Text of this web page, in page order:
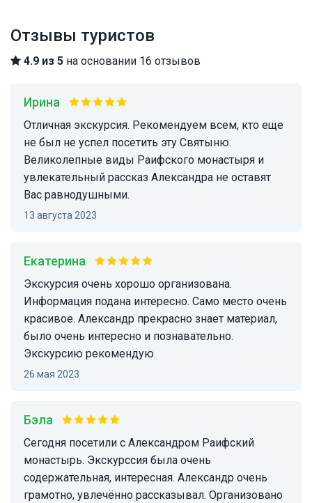
Отзывы туристов
4.9 из 5 на основании 16 отзывов
Ирина
Отличная экскурсия. Рекомендуем всем, кто еще
не был не успел посетить эту Святыню.
Великолепные виды Раифского монастыря и
увлекательный рассказ Александра не оставят
Вас равнодушными.
13 августа 2023
Екатерина
Экскурсия очень хорошо организована.
Информация подана интересно. Само место очень
красивое. Александр прекрасно знает материал,
было очень интересно и познавательно.
Экскурсию рекомендую.
26 мая 2023
Бэла
Сегодня посетили с Александром Раифский
монастырь. Экскурссия была очень
содержательная, интересная. Александр очень
грамотно, увлечённо рассказывал. Организовано